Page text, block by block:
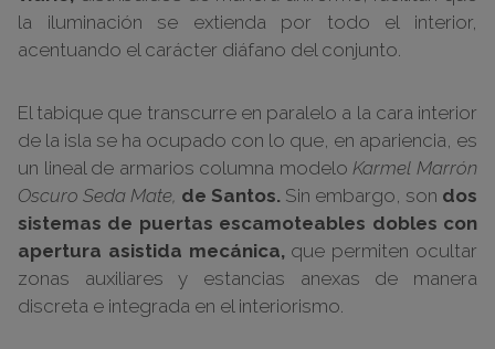
la iluminación se extienda por todo el interior,
acentuando el carácter diáfano del conjunto.
El tabique que transcurre en paralelo a la cara interior
de la isla se ha ocupado con lo que, en apariencia, es
un lineal de armarios columna modelo Karmel Marrón
Oscuro Seda Mate, de Santos. Sin embargo, son dos
sistemas de puertas escamoteables dobles con
apertura asistida mecánica, que permiten ocultar
zonas auxiliares y estancias anexas de manera
discreta e integrada en el interiorismo.